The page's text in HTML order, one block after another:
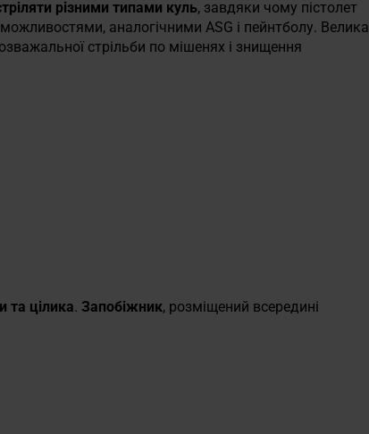
різними типами куль, завдяки чому пістолет
аналогічними ASG і пейнтболу. Велика
стрільби по мішенях і знищення
та цілика. Запобіжник, розміщений всередині